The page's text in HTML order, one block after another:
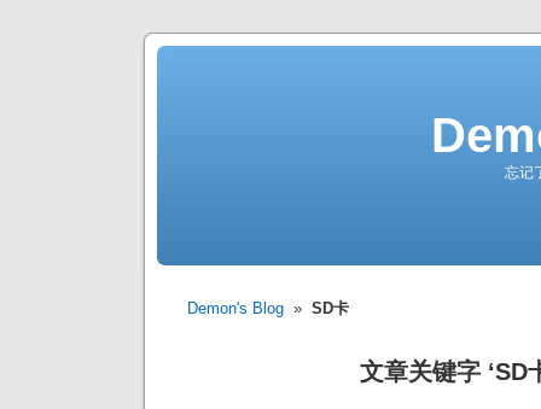
忘记
Demon's Blog » SD卡
文章关键字 ‘SD